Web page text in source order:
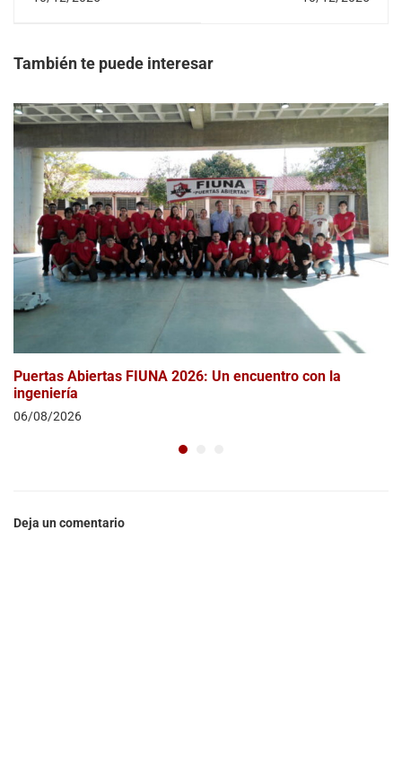
Numéricos"
evaluación para la
También te puede interesar
Puertas Abiertas FIUNA 2026: Un encuentro con la
ingeniería
06/08/2026
Deja un comentario